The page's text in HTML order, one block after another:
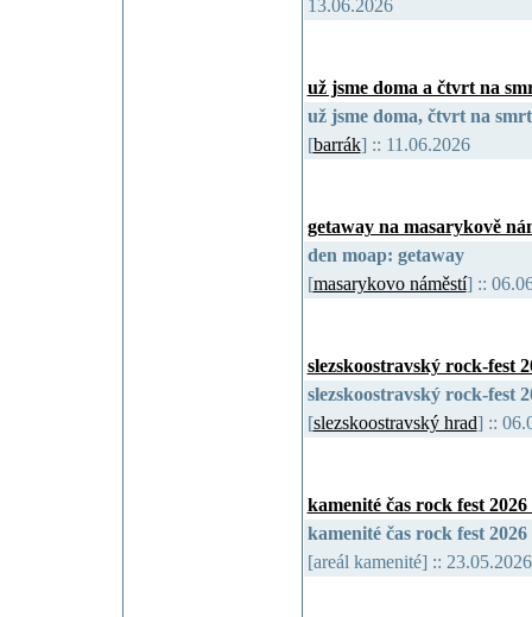
13.06.2026
už jsme doma a čtvrt na
už jsme doma, čtvrt na smrt
[barrák] :: 11.06.2026
getaway na masarykově
den moap: getaway
[masarykovo náměstí] ::
slezskoostravský rock-fest
slezskoostravský rock-fest
[slezskoostravský hrad] ::
kamenité čas rock fest 2026
kamenité čas rock fest 2026
[areál kamenité] ::